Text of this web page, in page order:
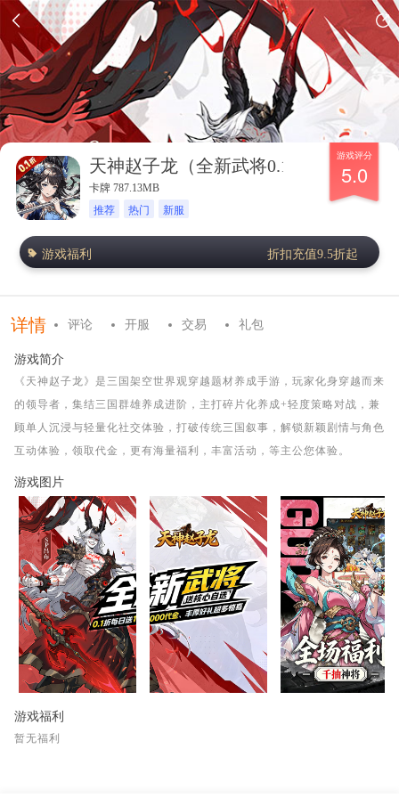
天神赵子龙（全新武将0.1折送代金）
卡牌 787.13MB
推荐 热门 新服
游戏评分
5.0
游戏福利 折扣充值9.5折起
详情 评论 开服 交易 礼包
游戏简介
《天神赵子龙》是三国架空世界观穿越题材养成手游，玩家化身穿越而来
的领导者，集结三国群雄养成进阶，主打碎片化养成+轻度策略对战，兼
顾单人沉浸与轻量化社交体验，打破传统三国叙事，解锁新颖剧情与角色
互动体验，领取代金，更有海量福利，丰富活动，等主公您体验。
游戏图片
游戏福利
暂无福利